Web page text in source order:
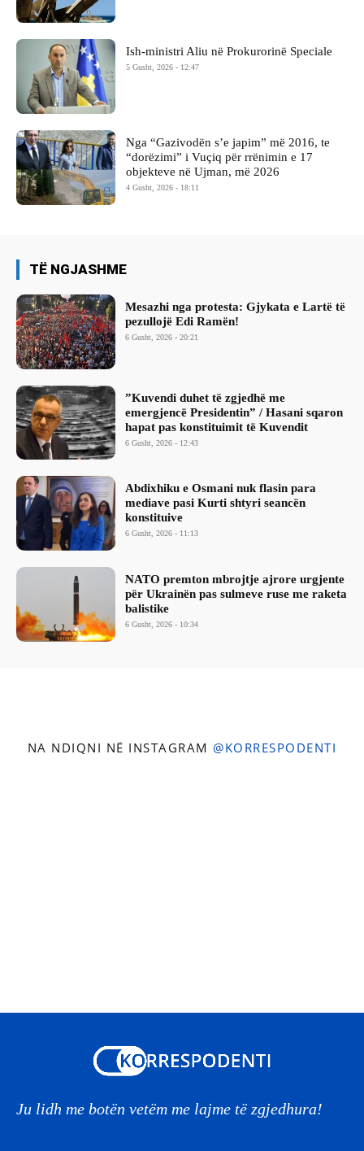
Ish-ministri ​Aliu në Prokurorinë Speciale
5 Gusht, 2026 - 12:47
Nga “Gazivodën s’e japim” më 2016, te
“dorëzimi” i Vuçiq për rrënimin e 17
objekteve në Ujman, më 2026
4 Gusht, 2026 - 18:11
TË NGJASHME
Mesazhi nga protesta: Gjykata e Lartë të
pezullojë Edi Ramën!
6 Gusht, 2026 - 20:21
​”Kuvendi duhet të zgjedhë me
emergjencë Presidentin” / Hasani sqaron
hapat pas konstituimit të Kuvendit
6 Gusht, 2026 - 12:43
Abdixhiku e Osmani nuk flasin para
mediave pasi Kurti shtyri seancën
konstituive
6 Gusht, 2026 - 11:13
NATO premton mbrojtje ajrore urgjente
për Ukrainën pas sulmeve ruse me raketa
balistike
6 Gusht, 2026 - 10:34
NA NDIQNI NË INSTAGRAM @KORRESPODENTI
Ju lidh me botën vetëm me lajme të zgjedhura!